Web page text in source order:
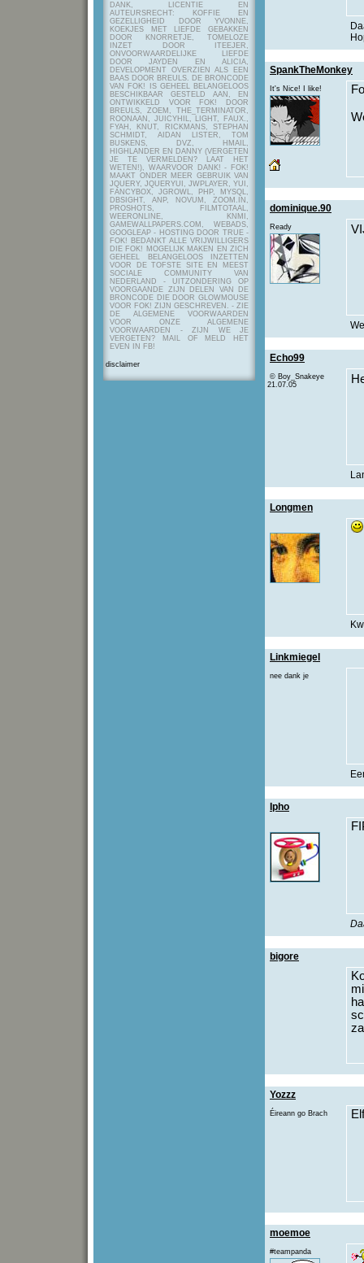
DANK, LICENTIE EN
AUTEURSRECHT: KOFFIE EN
GEZELLIGHEID DOOR YVONNE,
KOEKJES MET LIEFDE GEBAKKEN
DOOR KNORRETJE, TOMELOZE
INZET DOOR ITEEJER,
ONVOORWAARDELIJKE LIEFDE
DOOR JAYDEN EN ALICIA,
DEVELOPMENT OVERZIEN ALS EEN
BAAS DOOR BREULS. DE BRONCODE
VAN FOK! IS GEHEEL BELANGELOOS
BESCHIKBAAR GESTELD AAN, EN
ONTWIKKELD VOOR FOK! DOOR
BREULS, ZOEM, THE_TERMINATOR,
ROONAAN, JUICYHIL, LIGHT, FAUX.,
FYAH, KNUT, RICKMANS, STEPHAN
SCHMIDT, AIDAN LISTER, TOM
BUSKENS, DVZ, HMAIL,
HIGHLANDER EN DANNY (VERGETEN
JE TE VERMELDEN? LAAT HET
WETEN!), WAARVOOR DANK! - FOK!
MAAKT ONDER MEER GEBRUIK VAN
JQUERY, JQUERYUI, JWPLAYER, YUI,
FANCYBOX, JGROWL, PHP, MYSQL,
DBSIGHT, ANP, NOVUM, ZOOM.IN,
PROSHOTS, FILMTOTAAL,
WEERONLINE, KNMI,
GAMEWALLPAPERS.COM, WEBADS,
GOOGLEAP - HOSTING DOOR TRUE -
FOK! BEDANKT ALLE VRIJWILLIGERS
DIE FOK! MOGELIJK MAKEN EN ZICH
GEHEEL BELANGELOOS INZETTEN
VOOR DE TOFSTE SITE EN MEEST
SOCIALE COMMUNITY VAN
NEDERLAND - UITZONDERING OP
VOORGAANDE ZIJN DELEN VAN DE
BRONCODE DIE DOOR GLOWMOUSE
VOOR FOK! ZIJN GESCHREVEN. - ZIE
DE ALGEMENE VOORWAARDEN
VOOR ONZE ALGEMENE
VOORWAARDEN - ZIJN WE JE
VERGETEN? MAIL OF MELD HET
EVEN IN FB!
disclaimer
SpankTheMonkey
It's Nice! I like!
dominique.90
Ready
Echo99
© Boy_Snakeye
21.07.05
Longmen
Linkmiegel
nee dank je
Ipho
bigore
Yozzz
Éireann go Brach
moemoe
#teampanda